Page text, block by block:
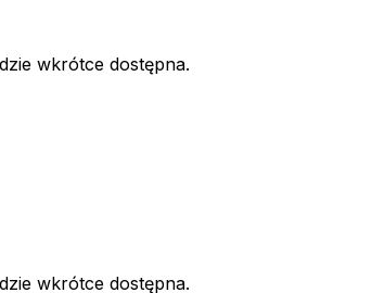
wkrótce dostępna.
wkrótce dostępna.